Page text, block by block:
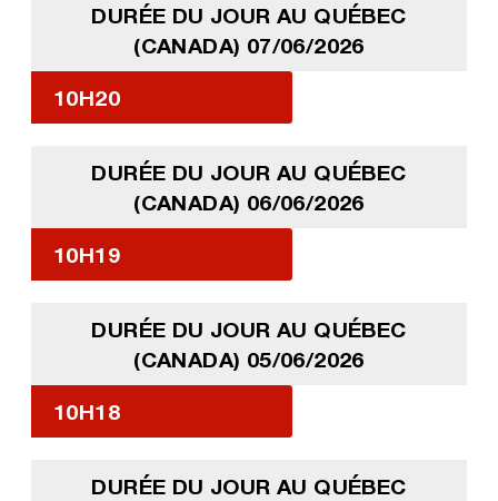
DURÉE DU JOUR AU QUÉBEC
(CANADA) 07/06/2026
10H20
DURÉE DU JOUR AU QUÉBEC
(CANADA) 06/06/2026
10H19
DURÉE DU JOUR AU QUÉBEC
(CANADA) 05/06/2026
10H18
DURÉE DU JOUR AU QUÉBEC